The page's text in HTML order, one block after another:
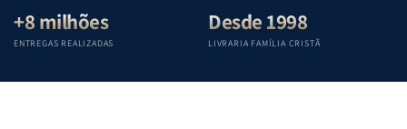
+8 milhões
ENTREGAS REALIZADAS
Desde 1998
LIVRARIA FAMÍLIA CRISTÃ